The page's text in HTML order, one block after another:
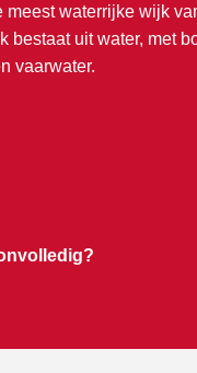
meest waterrijke wijk
bestaat uit water, met
vaarwater.